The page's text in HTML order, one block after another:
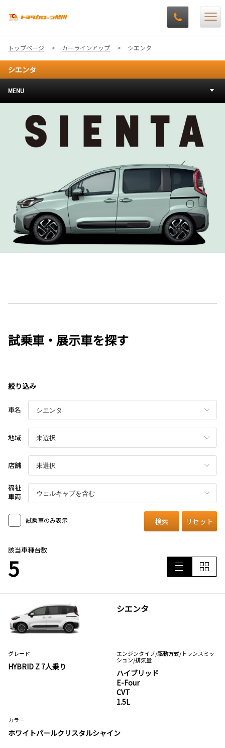
トップページ カーラインアップ シエンタ
シエンタ
MENU
試乗車・展示車を探す
絞り込み
車名
地域
店舗
福祉
車両
試乗車のみ表示 検索 リセット
該当車種台数
5
シエンタ
グレード
HYBRID Z 7人乗り
エンジンタイプ/駆動方式/トランスミッ
ション/排気量
ハイブリッド
E-Four
CVT
1.5L
カラー
ホワイトパールクリスタルシャイン